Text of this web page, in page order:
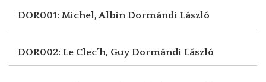
DOR001: Michel, AlbinDormándi László
DOR002: Le Clec’h, GuyDormándi László